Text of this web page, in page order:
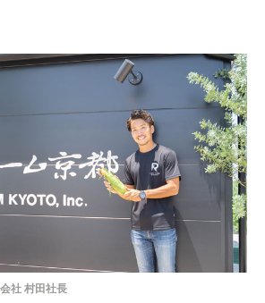
社 村田社長